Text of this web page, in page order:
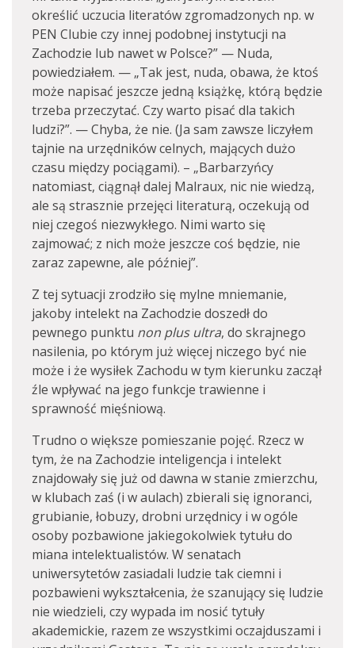
określić uczucia literatów zgromadzonych np. w
PEN Clubie czy innej podobnej instytucji na
Zachodzie lub nawet w Polsce?” — Nuda,
powiedziałem. — „Tak jest, nuda, obawa, że ktoś
może napisać jeszcze jedną książkę, którą będzie
trzeba przeczytać. Czy warto pisać dla takich
ludzi?”. — Chyba, że nie. (Ja sam zawsze liczyłem
tajnie na urzędników celnych, mających dużo
czasu między pociągami). – „Barbarzyńcy
natomiast, ciągnął dalej Malraux, nic nie wiedzą,
ale są strasznie przejęci literaturą, oczekują od
niej czegoś niezwykłego. Nimi warto się
zajmować; z nich może jeszcze coś będzie, nie
zaraz zapewne, ale później”.
Z tej sytuacji zrodziło się mylne mniemanie,
jakoby intelekt na Zachodzie doszedł do
pewnego punktu non plus ultra, do skrajnego
nasilenia, po którym już więcej niczego być nie
może i że wysiłek Zachodu w tym kierunku zaczął
źle wpływać na jego funkcje trawienne i
sprawność mięśniową.
Trudno o większe pomieszanie pojęć. Rzecz w
tym, że na Zachodzie inteligencja i intelekt
znajdowały się już od dawna w stanie zmierzchu,
w klubach zaś (i w aulach) zbierali się ignoranci,
grubianie, łobuzy, drobni urzędnicy i w ogóle
osoby pozbawione jakiegokolwiek tytułu do
miana intelektualistów. W senatach
uniwersytetów zasiadali ludzie tak ciemni i
pozbawieni wykształcenia, że szanujący się ludzie
nie wiedzieli, czy wypada im nosić tytuły
akademickie, razem ze wszystkimi oczajduszami i